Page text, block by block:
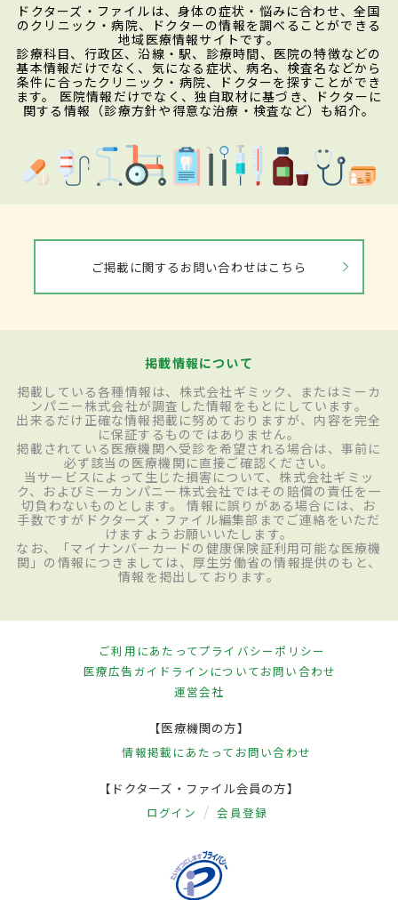
ドクターズ・ファイルは、身体の症状・悩みに合わせ、全国
のクリニック・病院、ドクターの情報を調べることができる
地域医療情報サイトです。
診療科目、行政区、沿線・駅、診療時間、医院の特徴などの
基本情報だけでなく、気になる症状、病名、検査名などから
条件に合ったクリニック・病院、ドクターを探すことができ
ます。 医院情報だけでなく、独自取材に基づき、ドクターに
関する情報（診療方針や得意な治療・検査など）も紹介。
ご掲載に関するお問い合わせはこちら
掲載情報について
掲載している各種情報は、株式会社ギミック、またはミーカ
ンパニー株式会社が調査した情報をもとにしています。
出来るだけ正確な情報掲載に努めておりますが、内容を完全
に保証するものではありません。
掲載されている医療機関へ受診を希望される場合は、事前に
必ず該当の医療機関に直接ご確認ください。
当サービスによって生じた損害について、株式会社ギミッ
ク、およびミーカンパニー株式会社ではその賠償の責任を一
切負わないものとします。 情報に誤りがある場合には、お
手数ですがドクターズ・ファイル編集部までご連絡をいただ
けますようお願いいたします。
なお、「マイナンバーカードの健康保険証利用可能な医療機
関」の情報につきましては、厚生労働省の情報提供のもと、
情報を掲出しております。
ご利用にあたってプライバシーポリシー
医療広告ガイドラインについてお問い合わせ
運営会社
【医療機関の方】
情報掲載にあたって お問い合わせ
【ドクターズ・ファイル会員の方】
ログイン 会員登録